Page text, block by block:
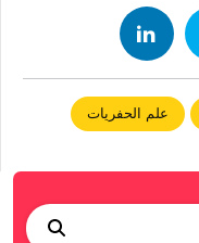
علم الحفريات